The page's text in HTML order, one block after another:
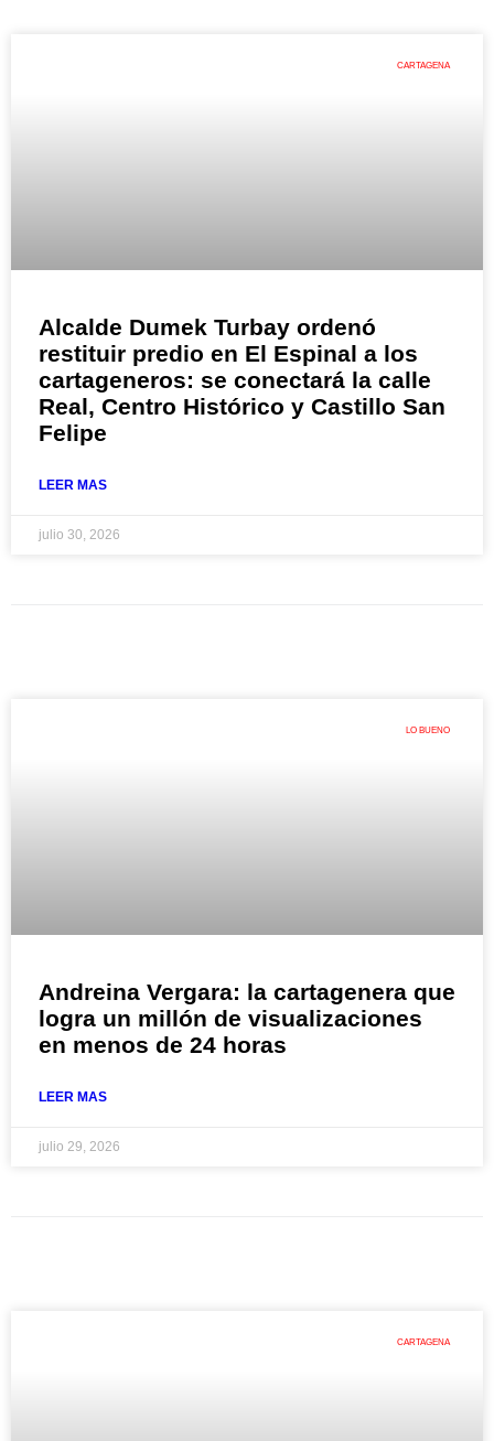
CARTAGENA
Alcalde Dumek Turbay ordenó
restituir predio en El Espinal a los
cartageneros: se conectará la calle
Real, Centro Histórico y Castillo San
Felipe
LEER MAS
julio 30, 2026
LO BUENO
Andreina Vergara: la cartagenera que
logra un millón de visualizaciones
en menos de 24 horas
LEER MAS
julio 29, 2026
CARTAGENA